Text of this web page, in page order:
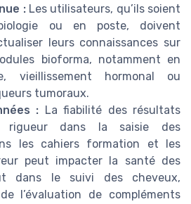
:Les utilisateurs, qu’ils soient
ou en poste, doivent
leurs connaissances sur
bioforma, notamment en
vieillissement hormonal ou
tumoraux.
: La fiabilité des résultats
dans la saisie des
les cahiers formation et les
peut impacter la santé des
dans le suivi des cheveux,
l’évaluation de compléments